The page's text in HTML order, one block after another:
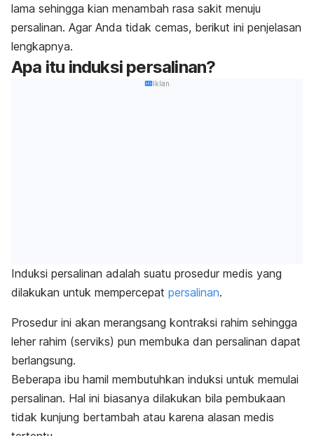
lama sehingga kian menambah rasa sakit menuju
persalinan. Agar Anda tidak cemas, berikut ini penjelasan
lengkapnya.
Apa itu induksi persalinan?
Iklan
Induksi persalinan adalah suatu prosedur medis yang
dilakukan untuk mempercepat persalinan.
Prosedur ini akan merangsang kontraksi rahim sehingga
leher rahim (serviks) pun membuka dan persalinan dapat
berlangsung.
Beberapa ibu hamil membutuhkan induksi untuk memulai
persalinan. Hal ini biasanya dilakukan bila pembukaan
tidak kunjung bertambah atau karena alasan medis